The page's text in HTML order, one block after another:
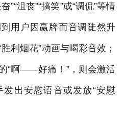
”“沮丧”“搞笑”或“调侃”等情
用户因赢牌而音调陡然升
利烟花”动画与喝彩音效；
“啊——好痛！”，则会激活
发出安慰语音或发放“安慰